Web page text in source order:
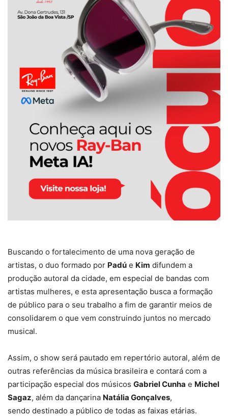
Buscando o fortalecimento de uma nova geração de
artistas, o duo formado por Padú e Kim difundem a
produção autoral da cidade, em especial de bandas com
artistas mulheres, e esta apresentação busca a formação
de público para o seu trabalho a fim de garantir meios de
consolidarem o que vem construindo juntos no mercado
musical.
Assim, o show será pautado em repertório autoral, além de
outras referências da música brasileira e contará com a
participação especial dos músicos Gabriel Cunha e Michel
Sagaz, além da dançarina Natália Gonçalves,
sendo destinado a público de todas as faixas etárias.